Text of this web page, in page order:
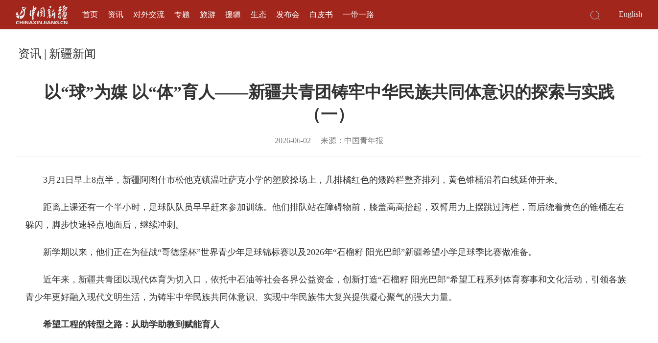
首页 资讯 对外交流 专题 旅游 援疆 生态 发布会 白皮书 一带一路 English
资讯 | 新疆新闻
以“球”为媒 以“体”育人——新疆共青团铸牢中华民族共同体意识的探索与实践
（一）
2026-06-02 来源：中国青年报
3月21日早上8点半，新疆阿图什市松他克镇温吐萨克小学的塑胶操场上，几排橘红色的矮跨栏整齐排列，黄色锥桶沿着白线延伸开来。
距离上课还有一个半小时，足球队队员早早赶来参加训练。他们排队站在障碍物前，膝盖高高抬起，双臂用力上摆跳过跨栏，而后绕着黄色的锥桶左右
躲闪，脚步快速轻点地面后，继续冲刺。
新学期以来，他们正在为征战“哥德堡杯”世界青少年足球锦标赛以及2026年“石榴籽 阳光巴郎”新疆希望小学足球季比赛做准备。
近年来，新疆共青团以现代体育为切入口，依托中石油等社会各界公益资金，创新打造“石榴籽 阳光巴郎”希望工程系列体育赛事和文化活动，引领各族
青少年更好融入现代文明生活，为铸牢中华民族共同体意识、实现中华民族伟大复兴提供凝心聚气的强大力量。
希望工程的转型之路：从助学助教到赋能育人